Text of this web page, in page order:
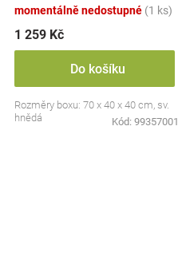
momentálně nedostupné (1 ks)
1 259 Kč
Do košíku
Rozměry boxu: 70 x 40 x 40 cm, sv.
hnědá
Kód: 99357001